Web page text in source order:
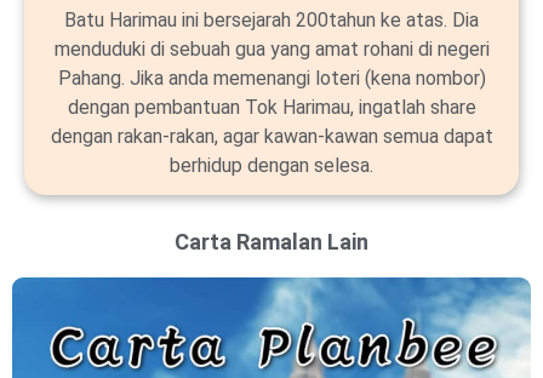
Batu Harimau ini bersejarah 200tahun ke atas. Dia
menduduki di sebuah gua yang amat rohani di negeri
Pahang. Jika anda memenangi loteri (kena nombor)
dengan pembantuan Tok Harimau, ingatlah share
dengan rakan-rakan, agar kawan-kawan semua dapat
berhidup dengan selesa.
Carta Ramalan Lain